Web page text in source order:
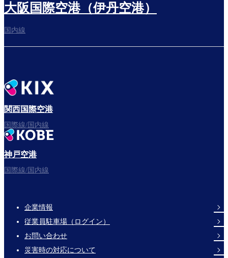
搭乗ゲートへ
フライトをお楽しみください。
大阪国際空港（伊丹空港）
国内線
関西国際空港
国際線/国内線
神戸空港
国際線/国内線
Footer
Links
企業情報
従業員駐車場（ログイン）
お問い合わせ
災害時の対応について